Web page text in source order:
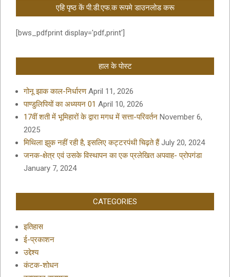
एहि पृष्ठ कें पी.डी.एफ.क रूपमे डाउनलोड करू
[bws_pdfprint display='pdf,print']
हाल के पोस्ट
गोनू झाक काल-निर्धारण April 11, 2026
पाण्डुलिपियों का अध्ययन 01 April 10, 2026
17वीं शती में भूमिहारों के द्वारा मगध में सत्ता-परिवर्तन November 6,
2025
मिथिला झुक नहीं रही है, इसलिए कट्टरपंथी चिढ़ते हैं July 20, 2024
जनक-क्षेत्र एवं उसके विस्थापन का एक प्रलेखित अपवाह- प्रोपगंडा
January 7, 2024
CATEGORIES
इतिहास
ई-प्रकाशन
उद्देश्य
कंटक-शोधन